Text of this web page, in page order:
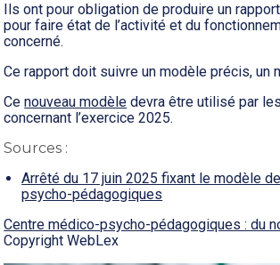
Ils ont pour obligation de produire un
pour faire état de l’activité et du
concerné.
Ce rapport doit suivre un modèle précis, un
Cenouveau modèle devra être utilisé par
concernant l’exercice 2025.
Sources :
Arrêté du 17 juin 2025 fixant le modèle
psycho-pédagogiques
Centre médico-psycho-pédagogiques : du
Copyright WebLex